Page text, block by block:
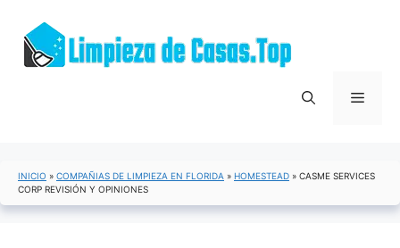
contenido
Menú
INICIO » COMPAÑIAS DE LIMPIEZA EN FLORIDA » HOMESTEAD » CASME SERVICES
CORP REVISIÓN Y OPINIONES